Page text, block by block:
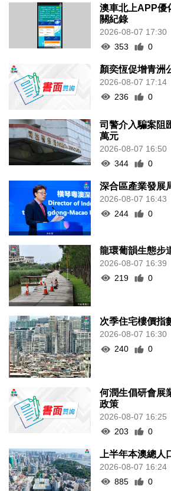
澳車北上APP優
關紀錄
2026-08-07 17:30
353
0
顏奕恆促增青洲
2026-08-07 17:14
236
0
司警介入騙案阻
萬元
2026-08-07 16:50
344
0
深合區產業發展
2026-08-07 16:43
244
0
龍環葡韻生態步
2026-08-07 16:39
219
0
次季住宅樓價指
2026-08-07 16:30
240
0
何潤生倡研會展
政策
2026-08-07 16:25
203
0
上半年本澳總人
2026-08-07 16:24
885
0